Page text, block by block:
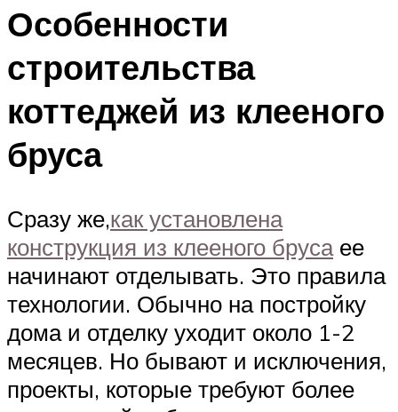
Особенности
строительства
коттеджей из клееного
бруса
Сразу же,как установлена
конструкция из клееного брусаее
начинают отделывать. Это правила
технологии. Обычно на постройку
дома и отделку уходит около 1-2
месяцев. Но бывают и исключения,
проекты, которые требуют более